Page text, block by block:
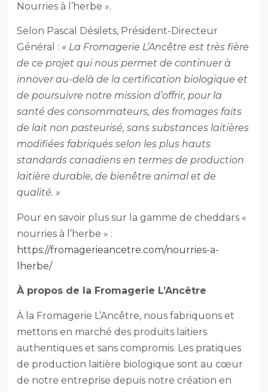
Nourries à l’herbe ».
Selon Pascal Désilets, Président-Directeur
Général : « La Fromagerie L’Ancêtre est très fière
de ce projet qui nous permet de continuer à
innover au-delà de la certification biologique et
de poursuivre notre mission d’offrir, pour la
santé des consommateurs, des fromages faits
de lait non pasteurisé, sans substances laitières
modifiées fabriqués selon les plus hauts
standards canadiens en termes de production
laitière durable, de bienêtre animal et de
qualité. »
Pour en savoir plus sur la gamme de cheddars «
nourries à l’herbe » :
https://fromagerieancetre.com/nourries-a-
lherbe/
À propos de la Fromagerie L’Ancêtre
À la Fromagerie L’Ancêtre, nous fabriquons et
mettons en marché des produits laitiers
authentiques et sans compromis. Les pratiques
de production laitière biologique sont au cœur
de notre entreprise depuis notre création en